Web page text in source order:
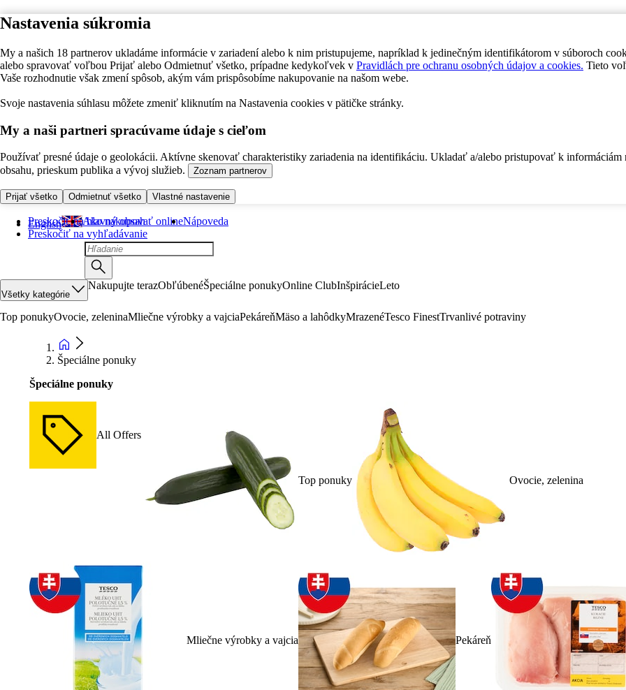
Nastavenia súkromia
My a našich 18 partnerov ukladáme informácie v zariadení alebo k nim pristupujeme, napríklad k jedinečným identifikátorom v súboroch
alebo spravovať voľbou Prijať alebo Odmietnuť všetko, prípadne kedykoľvek v Pravidlách pre ochranu osobných údajov a cookies. Tieto
Vaše rozhodnutie však zmení spôsob, akým vám prispôsobíme nakupovanie na našom webe.
Svoje nastavenia súhlasu môžete zmeniť kliknutím na Nastavenia cookies v pätičke stránky.
My a naši partneri spracúvame údaje s cieľom
Používať presné údaje o geolokácii. Aktívne skenovať charakteristiky zariadenia na identifikáciu. Ukladať a/alebo pristupovať k informáciám
obsahu, prieskum publika a vývoj služieb.
Zoznam partnerov
Prijať všetko Odmietnuť všetko Vlastné nastavenie
Preskočiť na hlavný obsah
Preskočiť na vyhľadávanie
English Ako nakupovať onlineNápoveda
Všetky kategórie
Nakupujte terazObľúbenéŠpeciálne ponukyOnline ClubInšpirácieLeto
Top ponukyOvocie, zeleninaMliečne výrobky a vajciaPekáreňMäso a lahôdkyMrazenéTesco FinestTrvanlivé potraviny
Špeciálne ponuky
Špeciálne ponuky
All Offers
Top ponuky Ovocie, zelenina
Mliečne výrobky a vajcia Pekáreň